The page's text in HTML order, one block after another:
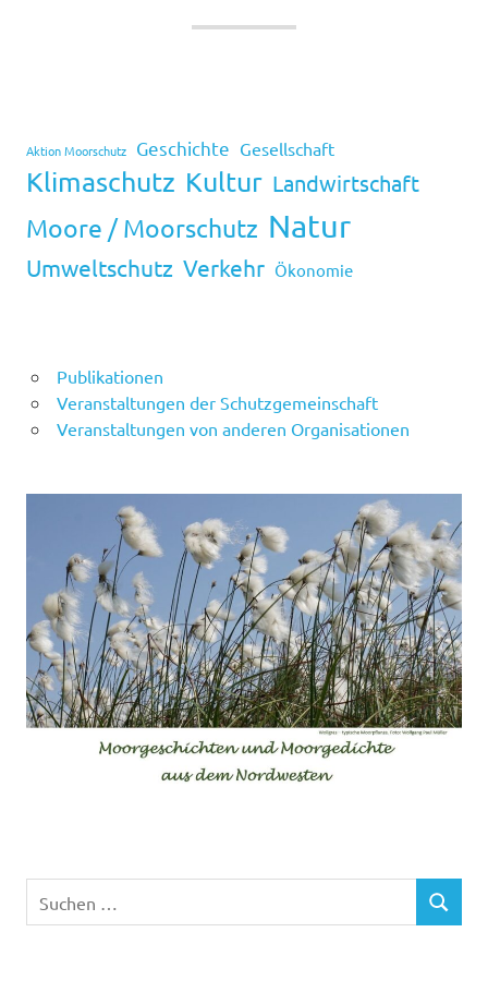
Aktion Moorschutz Geschichte Gesellschaft
Klimaschutz Kultur Landwirtschaft
Moore / Moorschutz Natur
Umweltschutz Verkehr Ökonomie
Publikationen
Veranstaltungen der Schutzgemeinschaft
Veranstaltungen von anderen Organisationen
nach:
SUCHEN